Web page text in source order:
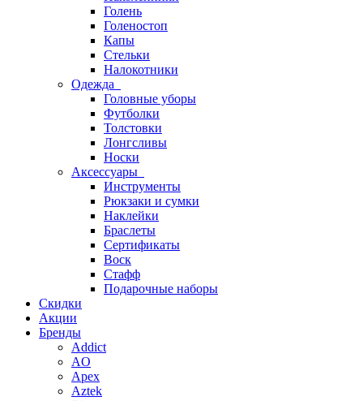
Голень
Голеностоп
Капы
Стельки
Налокотники
Одежда
Головные уборы
Футболки
Толстовки
Лонгсливы
Носки
Аксессуары
Инструменты
Рюкзаки и сумки
Наклейки
Браслеты
Сертификаты
Воск
Стафф
Подарочные наборы
Скидки
Акции
Бренды
Addict
AO
Apex
Aztek